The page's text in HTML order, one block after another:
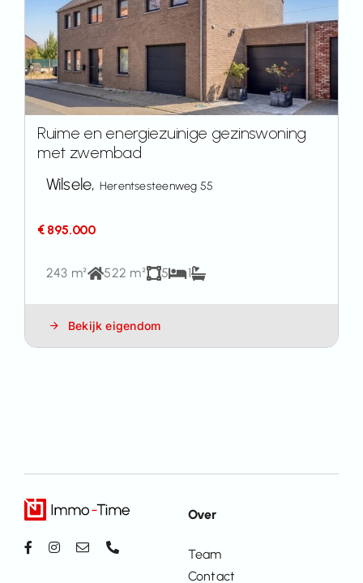
Ruime en energiezuinige gezinswoning
met zwembad
Wilsele, Herentsesteenweg 55
€ 895.000
243 m² 522 m² 5 1
Bekijk eigendom
Over
Team
Contact